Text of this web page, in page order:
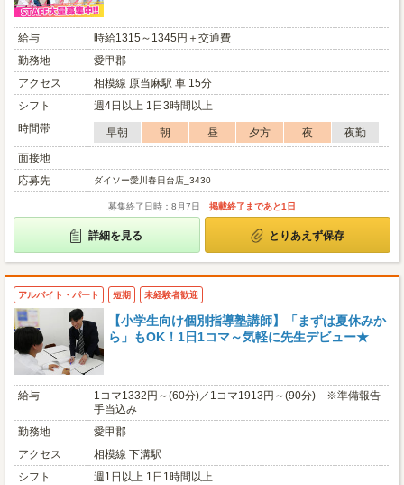
給与
時給1315～1345円＋交通費
勤務地
愛甲郡
アクセス
相模線 原当麻駅 車 15分
シフト
週4日以上 1日3時間以上
時間帯
早朝 朝 昼 夕方 夜
夜勤
面接地
応募先
ダイソー愛川春日台店_3430
募集終了日時：8月7日 掲載終了まであと1日
詳細を見る とりあえず保存
アルバイト・パート 短期 未経験者歓迎
【小学生向け個別指導塾講師】「まずは夏休みか
ら」もOK！1日1コマ～気軽に先生デビュー★
給与
1コマ1332円～(60分)／1コマ1913円～(90分) ※準備報告
手当込み
勤務地
愛甲郡
アクセス
相模線 下溝駅
シフト
週1日以上 1日1時間以上